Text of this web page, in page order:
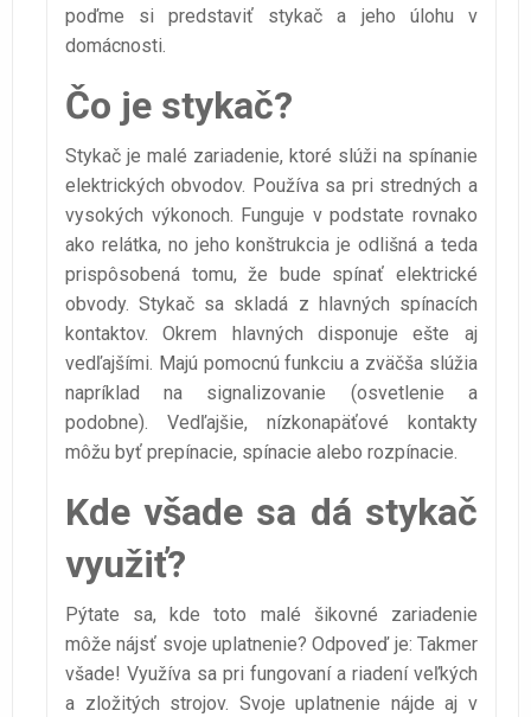
poďme si predstaviť stykač a jeho úlohu v
domácnosti.
Čo je stykač?
Stykač je malé zariadenie, ktoré slúži na spínanie
elektrických obvodov. Používa sa pri stredných a
vysokých výkonoch. Funguje v podstate rovnako
ako relátka, no jeho konštrukcia je odlišná a teda
prispôsobená tomu, že bude spínať elektrické
obvody. Stykač sa skladá z hlavných spínacích
kontaktov. Okrem hlavných disponuje ešte aj
vedľajšími. Majú pomocnú funkciu a zväčša slúžia
napríklad na signalizovanie (osvetlenie a
podobne). Vedľajšie, nízkonapäťové kontakty
môžu byť prepínacie, spínacie alebo rozpínacie.
Kde všade sa dá stykač
využiť?
Pýtate sa, kde toto malé šikovné zariadenie
môže nájsť svoje uplatnenie? Odpoveď je: Takmer
všade! Využíva sa pri fungovaní a riadení veľkých
a zložitých strojov. Svoje uplatnenie nájde aj v